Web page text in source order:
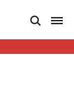
Search Menu